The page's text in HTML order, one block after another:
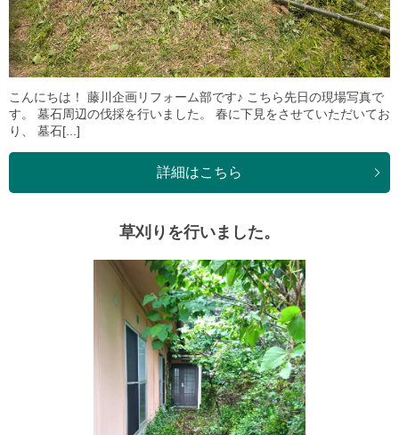
こんにちは！ 藤川企画リフォーム部です♪ こちら先日の現場写真で
す。 墓石周辺の伐採を行いました。 春に下見をさせていただいてお
り、 墓石[...]
詳細はこちら
草刈りを行いました。